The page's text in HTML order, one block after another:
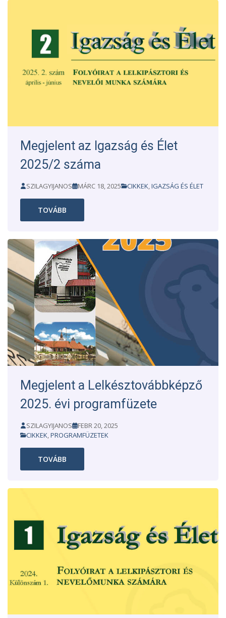
Megjelent az Igazság és Élet
2025/2 száma
SZILAGYIJANOS MÁRC 18, 2025 CIKKEK,IGAZSÁG ÉS ÉLET
TOVÁBB
Megjelent a Lelkésztovábbképző
2025. évi programfüzete
SZILAGYIJANOS
FEBR 20, 2025
CIKKEK PROGRAMFÜZETEK
TOVÁBB